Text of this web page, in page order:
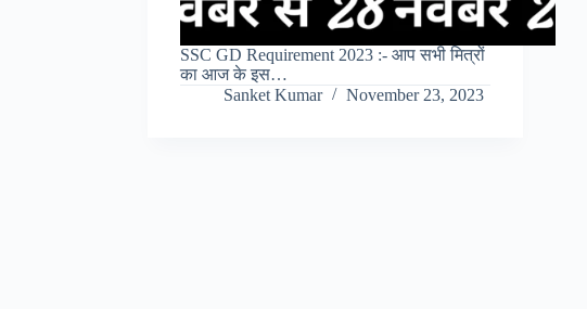
SSC GD Requirement 2023 :- आप सभी मित्रों
का आज के इस…
Sanket Kumar
November 23, 2023